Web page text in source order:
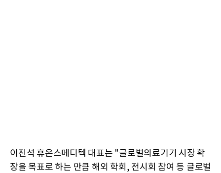
이진석 휴온스메디텍 대표는 "글로벌의료기기 시장 확
장을 목표로 하는 만큼 해외 학회, 전시회 참여 등 글로벌